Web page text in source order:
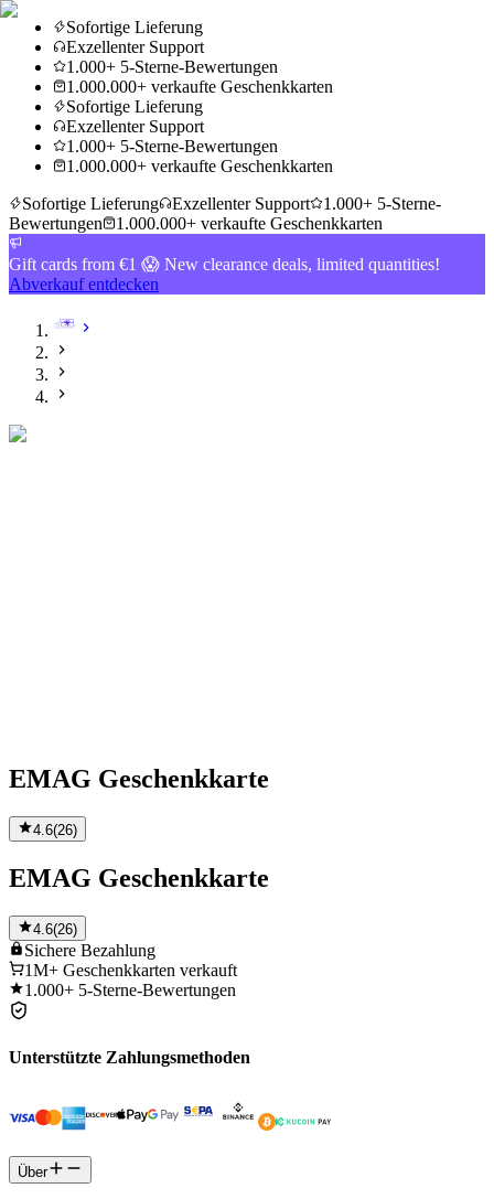
Sofortige Lieferung
Exzellenter Support
1.000+ 5-Sterne-Bewertungen
1.000.000+ verkaufte Geschenkkarten
Sofortige Lieferung
Exzellenter Support
1.000+ 5-Sterne-Bewertungen
1.000.000+ verkaufte Geschenkkarten
Sofortige Lieferung
Exzellenter Support
1.000+ 5-Sterne-
Bewertungen
1.000.000+ verkaufte Geschenkkarten
Gift cards from €1 😱 New clearance deals, limited quantities!
Abverkauf entdecken
EMAG Geschenkkarte
4.6(26)
EMAG Geschenkkarte
4.6(26)
Sichere Bezahlung
1M+ Geschenkkarten verkauft
1.000+ 5-Sterne-Bewertungen
Unterstützte Zahlungsmethoden
Über